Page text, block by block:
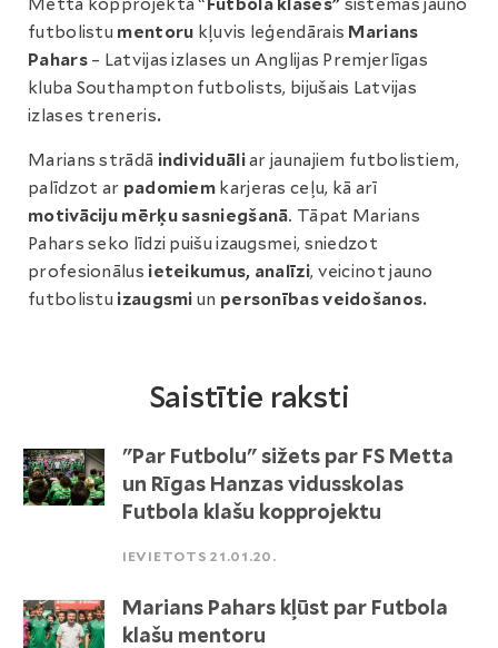
Metta kopprojekta “Futbola klases” sistēmas jauno
futbolistu mentoru kļuvis leģendārais Marians
Pahars– Latvijas izlases un Anglijas Premjerlīgas
kluba Southampton futbolists, bijušais Latvijas
izlases treneris.
Marians strādā individuāliar jaunajiem futbolistiem,
palīdzot ar padomiem karjeras ceļu, kā arī
motivāciju mērķu sasniegšanā. Tāpat Marians
Pahars seko līdzi puišu izaugsmei, sniedzot
profesionālus ieteikumus, analīzi, veicinot jauno
futbolistu izaugsmi un personības veidošanos.
Saistītie raksti
"Par Futbolu" sižets par FS Metta
un Rīgas Hanzas vidusskolas
Futbola klašu kopprojektu
IEVIETOTS 21.01.20.
Marians Pahars kļūst par Futbola
klašu mentoru